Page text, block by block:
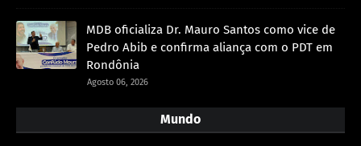
MDB oficializa Dr. Mauro Santos como vice de
Pedro Abib e confirma aliança com o PDT em
Rondônia
Agosto 06, 2026
Mundo